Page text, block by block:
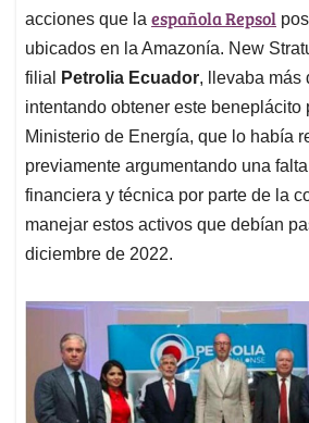
acciones que la española Repsol
ubicados en la Amazonía. New
filial
Petrolia Ecuador, llevaba más
intentando obtener este beneplácito
Ministerio de Energía, que lo había
previamente argumentando una
financiera y técnica por parte de la
manejar estos activos que debían
diciembre de 2022.